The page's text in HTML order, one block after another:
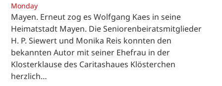
Monday
Mayen. Erneut zog es Wolfgang Kaes in seine
Heimatstadt Mayen. Die Seniorenbeiratsmitglieder
H. P. Siewert und Monika Reis konnten den
bekannten Autor mit seiner Ehefrau in der
Klosterklause des Caritashaues Klösterchen
herzlich…